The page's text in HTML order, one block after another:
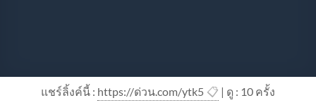
แชร์ลิ้งค์นี้ : https://ด่วน.com/ytk5 📋 | ดู : 10 ครั้ง